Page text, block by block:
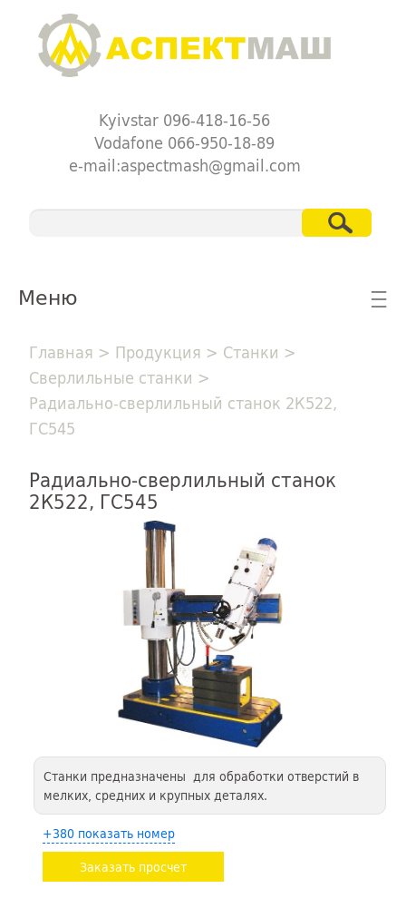
Kyivstar 096-418-16-56
Vodafone 066-950-18-89
e-mail:aspectmash@gmail.com
Меню ☰
Главная > Продукция > Станки >
Сверлильные станки >
Радиально-сверлильный станок 2К522,
ГС545
Радиально-сверлильный станок
2К522, ГС545
Станки предназначены для обработки отверстий в
мелких, средних и крупных деталях.
+380 показать номер
Заказать просчет